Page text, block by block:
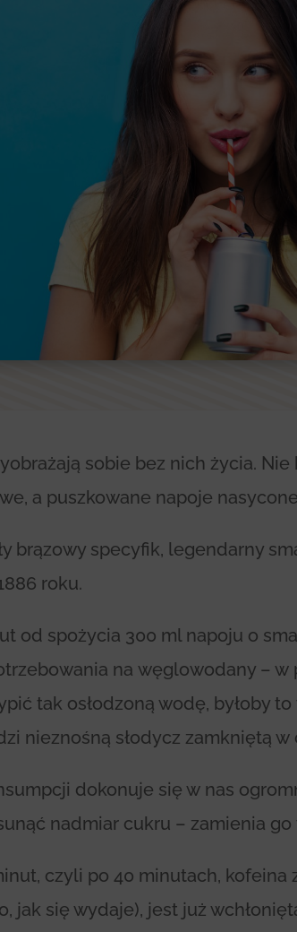
sobie bez nich życia.
a puszkowane napoje
brązowy specyfik, legendarny
roku.
od spożycia 300 ml napoju o
na węglowodany – w
tak osłodzoną wodę, byłoby
nieznośną słodycz zamkniętą
dokonuje się w nas
nadmiar cukru – zamienia go
czyli po 40 minutach, kofeina
jak się wydaje), jest już